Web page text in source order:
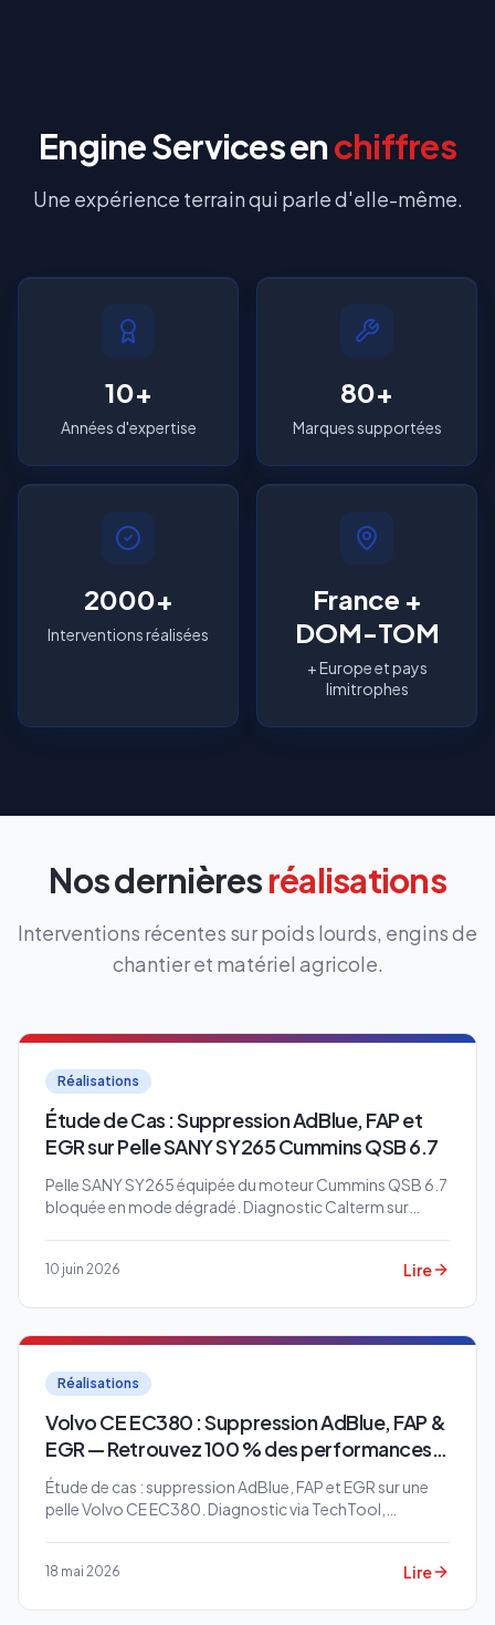
Engine Services enchiffres
Une expérience terrain qui parle d'elle-même.
10+
Années d'expertise
80+
Marques supportées
2000+
Interventions réalisées
France +
DOM-TOM
+ Europe et pays
limitrophes
Nos dernièresréalisations
Interventions récentes sur poids lourds, engins de
chantier et matériel agricole.
Réalisations
Étude de Cas : Suppression AdBlue, FAP et
EGR sur Pelle SANY SY265 Cummins QSB 6.7
Pelle SANY SY265 équipée du moteur Cummins QSB 6.7
bloquée en mode dégradé. Diagnostic Calterm sur
10 juin 2026 Lire
Réalisations
Volvo CE EC380 : Suppression AdBlue, FAP &
EGR — Retrouvez 100 % des performances
de votre engin
Étude de cas : suppression AdBlue, FAP et EGR sur une
pelle Volvo CE EC380. Diagnostic via TechTool,
18 mai 2026 Lire